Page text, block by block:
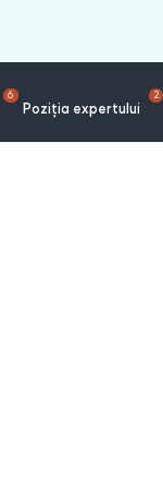
6
Poziția expertului
2